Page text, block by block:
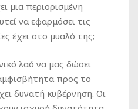
μια περιορισμένη
να εφαρμόσει τις
έχει στο μυαλό της;
λαό να μας δώσει
προς το
δυνατή κυβέρνηση. Οι